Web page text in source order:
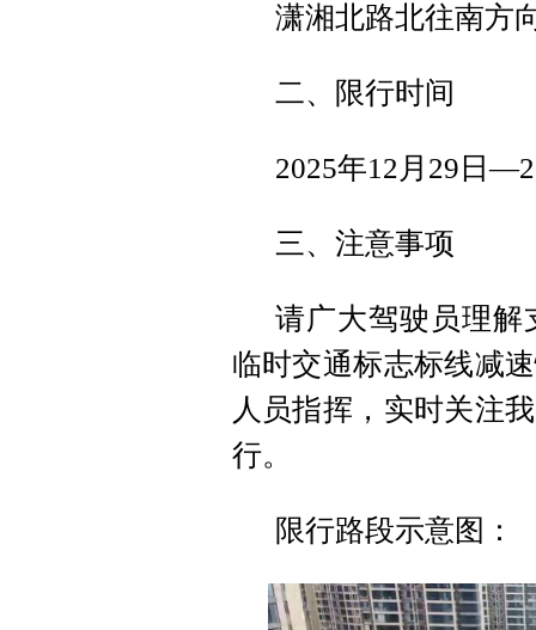
潇湘北路北往南方
二、限行时间
2025年12月29日
三、注意事项
请广大驾驶员理解
临时交通标志标线减
人员指挥，实时关注
行。
限行路段示意图：